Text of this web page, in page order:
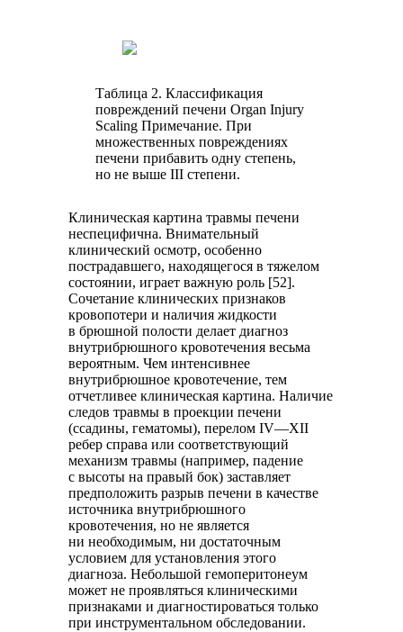
Таблица 2. Классификация
повреждений печени Organ Injury
Scaling Примечание. При
множественных повреждениях
печени прибавить одну степень,
но не выше III степени.
Клиническая картина травмы печени
неспецифична. Внимательный
клинический осмотр, особенно
пострадавшего, находящегося в тяжелом
состоянии, играет важную роль [52].
Сочетание клинических признаков
кровопотери и наличия жидкости
в брюшной полости делает диагноз
внутрибрюшного кровотечения весьма
вероятным. Чем интенсивнее
внутрибрюшное кровотечение, тем
отчетливее клиническая картина. Наличие
следов травмы в проекции печени
(ссадины, гематомы), перелом IV—XII
ребер справа или соответствующий
механизм травмы (например, падение
с высоты на правый бок) заставляет
предположить разрыв печени в качестве
источника внутрибрюшного
кровотечения, но не является
ни необходимым, ни достаточным
условием для установления этого
диагноза. Небольшой гемоперитонеум
может не проявляться клиническими
признаками и диагностироваться только
при инструментальном обследовании.